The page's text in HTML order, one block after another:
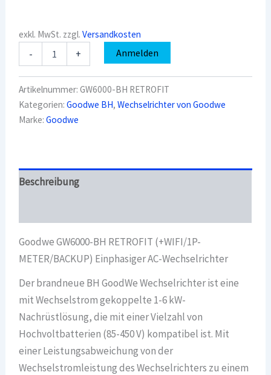
exkl. MwSt. zzgl.Versandkosten
-
GW6000-
RETROFIT
(+WIFI/1P-
METER/BACKUP)
Einphasiger
+ Anmelden
Artikelnummer:GW6000-BH RETROFIT
Kategorien:Goodwe BH,Wechselrichter von Goodwe
Marke:Goodwe
Beschreibung
Goodwe GW6000-BH RETROFIT (+WIFI/1P-
METER/BACKUP) Einphasiger AC-Wechselrichter
Der brandneue BH GoodWe Wechselrichter ist eine
mit Wechselstrom gekoppelte 1-6 kW-
Nachrüstlösung, die mit einer Vielzahl von
Hochvoltbatterien (85-450 V) kompatibel ist. Mit
einer Leistungsabweichung von der
Wechselstromleistung des Wechselrichters zu einem